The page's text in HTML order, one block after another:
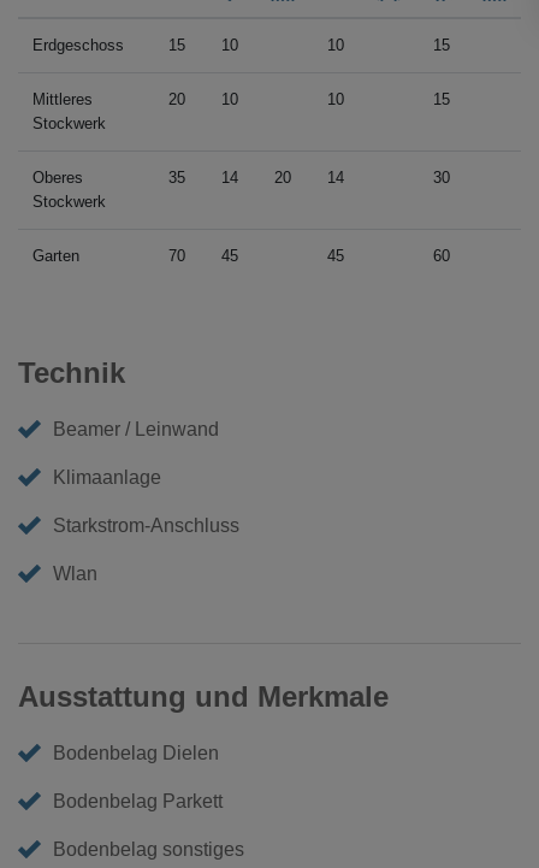
Erdgeschoss 15 10 10 15
Mittleres
Stockwerk
20 10 10 15
Oberes
Stockwerk
35 14 20 14 30
Garten 70 45 45 60
Technik
Beamer / Leinwand
Klimaanlage
Starkstrom-Anschluss
Wlan
Ausstattung und Merkmale
Bodenbelag Dielen
Bodenbelag Parkett
Bodenbelag sonstiges